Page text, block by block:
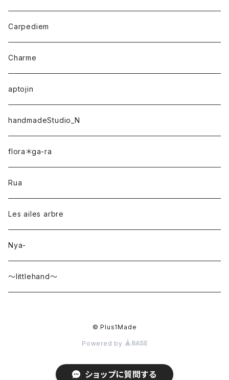
Carpediem
Charme
aptojin
handmadeStudio_N
flora＊ga-ra
Rua
Les ailes arbre
Nya-
〜littlehand〜
© Plus1Made
Powered by
ショップに質問する